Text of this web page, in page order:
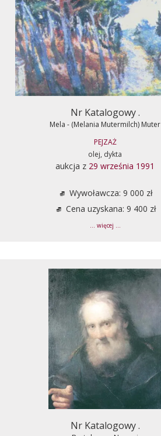
Nr Katalogowy .
Mela - (Melania Mutermilch) Muter
PEJZAŻ
olej, dykta
aukcja z 29 września 1991
Wywoławcza: 9 000 zł
Cena uzyskana: 9 400 zł
... więcej ...
Nr Katalogowy .